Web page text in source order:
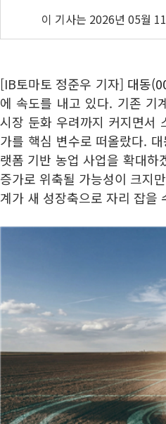
이 기사는 2026년 05월
[IB토마토 정준우 기자] 대동
에 속도를 내고 있다. 기존 기
시장 둔화 우려까지 커지면서
가를 핵심 변수로 떠올랐다.
랫폼 기반 농업 사업을 확대
증가로 위축될 가능성이 크지
계가 새 성장축으로 자리 잡을